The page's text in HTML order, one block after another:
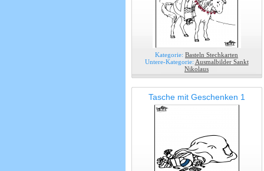
Kategorie: Basteln Stechkarten
Untere-Kategorie: Ausmalbilder Sankt
Nikolaus
Tasche mit Geschenken 1